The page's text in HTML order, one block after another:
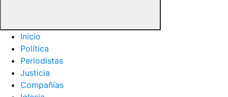
Inicio
Política
Periodistas
Justicia
Compañías